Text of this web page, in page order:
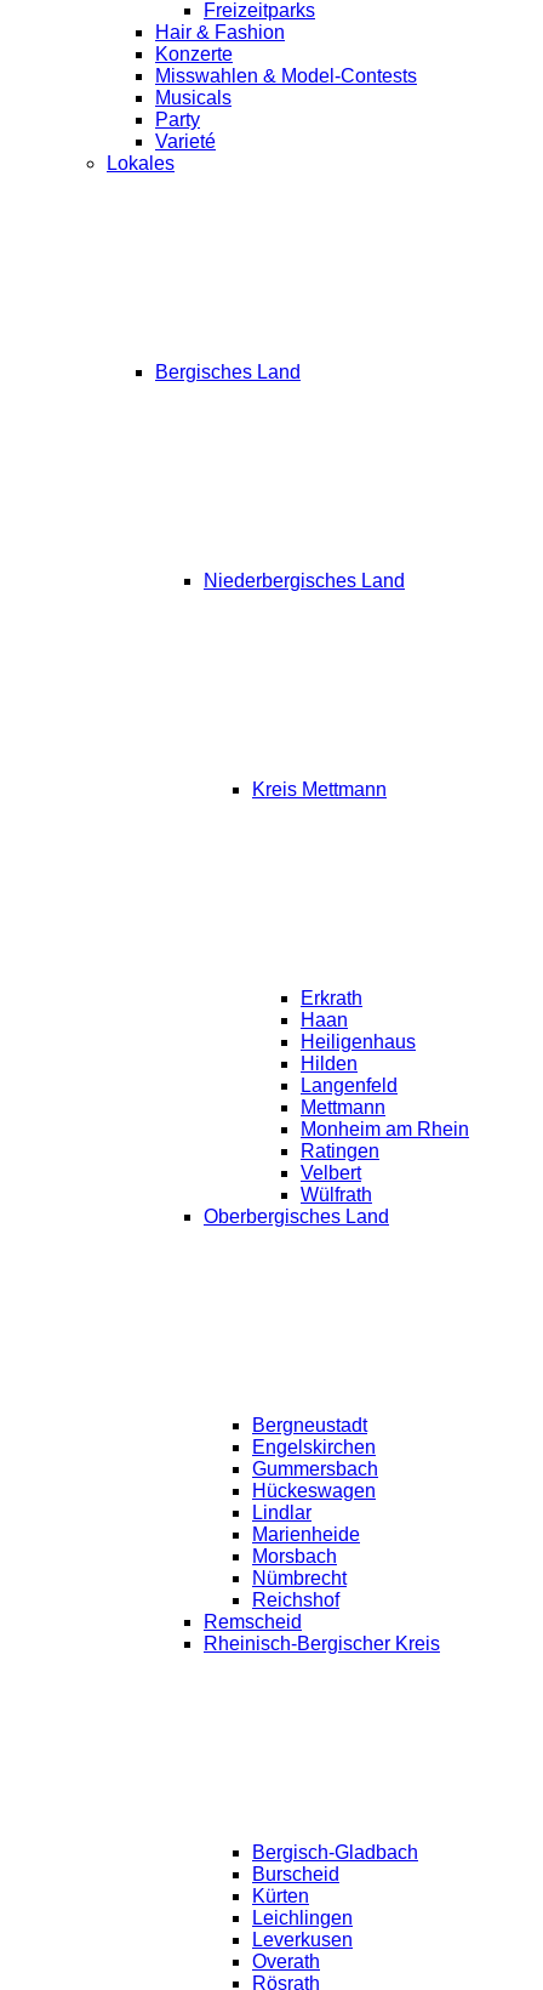
Freizeitparks
Hair & Fashion
Konzerte
Misswahlen & Model-Contests
Musicals
Party
Varieté
Lokales
Bergisches Land
Niederbergisches Land
Kreis Mettmann
Erkrath
Haan
Heiligenhaus
Hilden
Langenfeld
Mettmann
Monheim am Rhein
Ratingen
Velbert
Wülfrath
Oberbergisches Land
Bergneustadt
Engelskirchen
Gummersbach
Hückeswagen
Lindlar
Marienheide
Morsbach
Nümbrecht
Reichshof
Remscheid
Rheinisch-Bergischer Kreis
Bergisch-Gladbach
Burscheid
Kürten
Leichlingen
Leverkusen
Overath
Rösrath